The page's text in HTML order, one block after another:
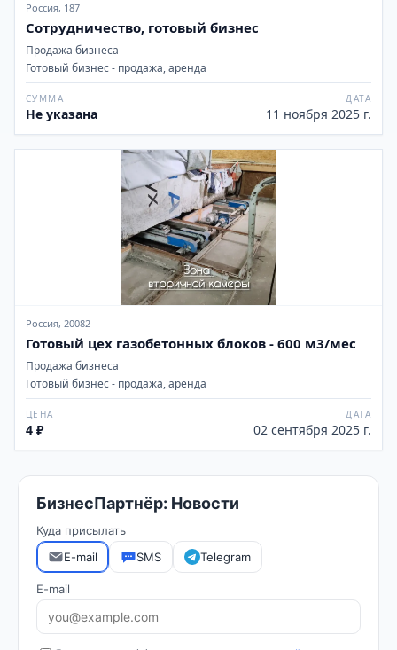
Россия, 187
Сотрудничество, готовый бизнес
Продажа бизнеса
Готовый бизнес - продажа, аренда
СУММА
Не указана
ДАТА
11 ноября 2025 г.
Россия, 20082
Готовый цех газобетонных блоков - 600 м3/мес
Продажа бизнеса
Готовый бизнес - продажа, аренда
ЦЕНА
4 ₽
ДАТА
02 сентября 2025 г.